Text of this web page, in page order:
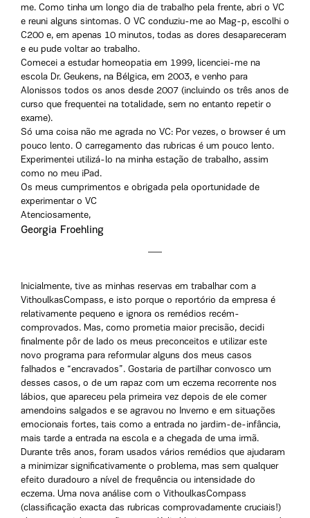
me. Como tinha um longo dia de trabalho pela frente, abri o VC
e reuni alguns sintomas. O VC conduziu-me ao Mag-p, escolhi o
C200 e, em apenas 10 minutos, todas as dores desapareceram
e eu pude voltar ao trabalho.
Comecei a estudar homeopatia em 1999, licenciei-me na
escola Dr. Geukens, na Bélgica, em 2003, e venho para
Alonissos todos os anos desde 2007 (incluindo os três anos de
curso que frequentei na totalidade, sem no entanto repetir o
exame).
Só uma coisa não me agrada no VC: Por vezes, o browser é um
pouco lento. O carregamento das rubricas é um pouco lento.
Experimentei utilizá-lo na minha estação de trabalho, assim
como no meu iPad.
Os meus cumprimentos e obrigada pela oportunidade de
experimentar o VC
Atenciosamente,
Georgia Froehling
Inicialmente, tive as minhas reservas em trabalhar com a
VithoulkasCompass, e isto porque o reportório da empresa é
relativamente pequeno e ignora os remédios recém-
comprovados. Mas, como prometia maior precisão, decidi
finalmente pôr de lado os meus preconceitos e utilizar este
novo programa para reformular alguns dos meus casos
falhados e “encravados”. Gostaria de partilhar convosco um
desses casos, o de um rapaz com um eczema recorrente nos
lábios, que apareceu pela primeira vez depois de ele comer
amendoins salgados e se agravou no Inverno e em situações
emocionais fortes, tais como a entrada no jardim-de-infância,
mais tarde a entrada na escola e a chegada de uma irmã.
Durante três anos, foram usados vários remédios que ajudaram
a minimizar significativamente o problema, mas sem qualquer
efeito duradouro a nível de frequência ou intensidade do
eczema. Uma nova análise com o VithoulkasCompass
(classificação exacta das rubricas comprovadamente cruciais!)